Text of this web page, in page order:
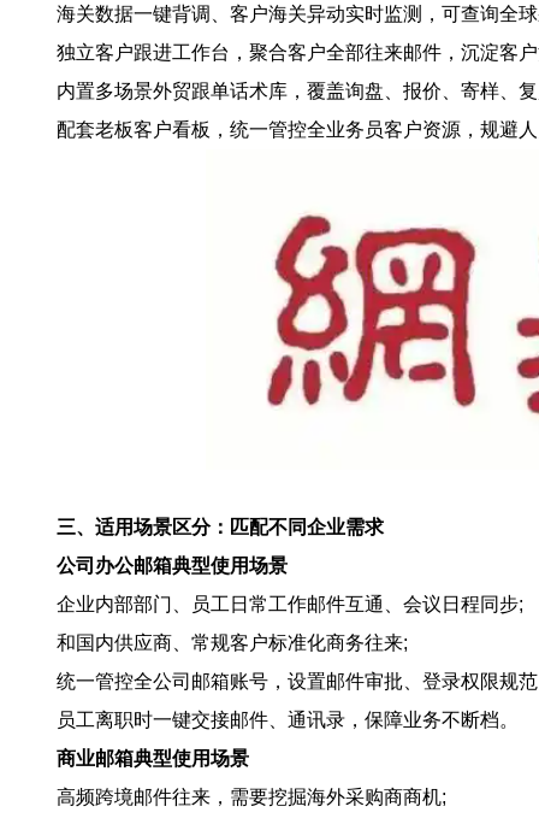
海关数据一键背调、客户海关异动实时监测，可查询全
独立客户跟进工作台，聚合客户全部往来邮件，沉淀客
内置多场景外贸跟单话术库，覆盖询盘、报价、寄样、
配套老板客户看板，统一管控全业务员客户资源，规避
三、适用场景区分：匹配不同企业需求
公司办公邮箱典型使用场景
企业内部部门、员工日常工作邮件互通、会议日程同步;
和国内供应商、常规客户标准化商务往来;
统一管控全公司邮箱账号，设置邮件审批、登录权限规
员工离职时一键交接邮件、通讯录，保障业务不断档。
商业邮箱典型使用场景
高频跨境邮件往来，需要挖掘海外采购商商机;